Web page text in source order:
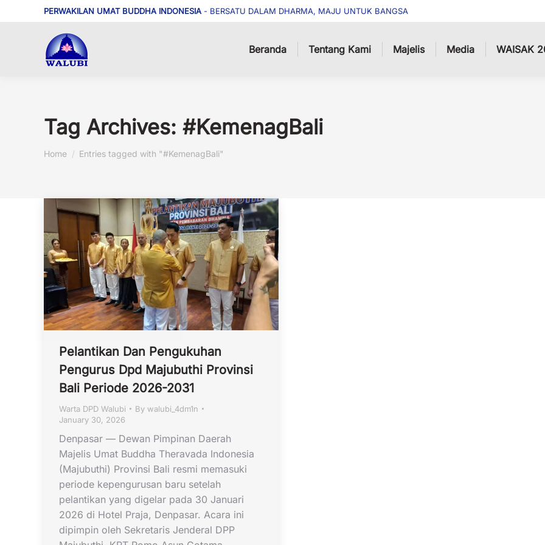
PERWAKILAN UMAT BUDDHA INDONESIA - BERSATU DALAM DHARMA, MAJU UNTUK BANGSA
Beranda Tentang Kami Majelis Media WAISAK
Tag Archives: #KemenagBali
You are here:
Home Entries tagged with "#KemenagBali"
Pelantikan Dan Pengukuhan
Pengurus Dpd Majubuthi Provinsi
Bali Periode 2026-2031
Warta DPD Walubi By walubi_4dm1n
January 30, 2026
Denpasar — Dewan Pimpinan Daerah
Majelis Umat Buddha Theravada Indonesia
(Majubuthi) Provinsi Bali resmi memasuki
periode kepengurusan baru setelah
pelantikan yang digelar pada 30 Januari
2026 di Hotel Praja, Denpasar. Acara ini
dipimpin oleh Sekretaris Jenderal DPP